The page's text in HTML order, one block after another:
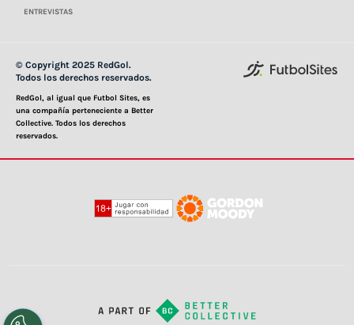
ENTREVISTAS
© Copyright 2025 RedGol.
Todos los derechos reservados.
RedGol, al igual que Futbol Sites, es
una compañía perteneciente a Better
Collective. Todos los derechos
reservados.